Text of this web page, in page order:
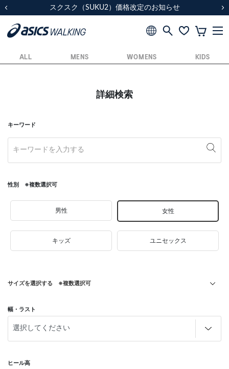
スクスク（SUKU2）価格改定のお知らせ
配送に関するお知らせ
スクスク（SUKU2）価格改定のお知らせ
配送に関するお知らせ
ALL MENS WOMENS KIDS
詳細検索
キーワード
性別 ※複数選択可
男性 女性
キッズ ユニセックス
サイズを選択する ※複数選択可
幅・ラスト
ヒール高